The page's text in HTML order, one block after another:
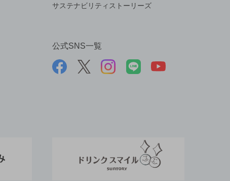
サステナビリティストーリーズ
公式SNS一覧